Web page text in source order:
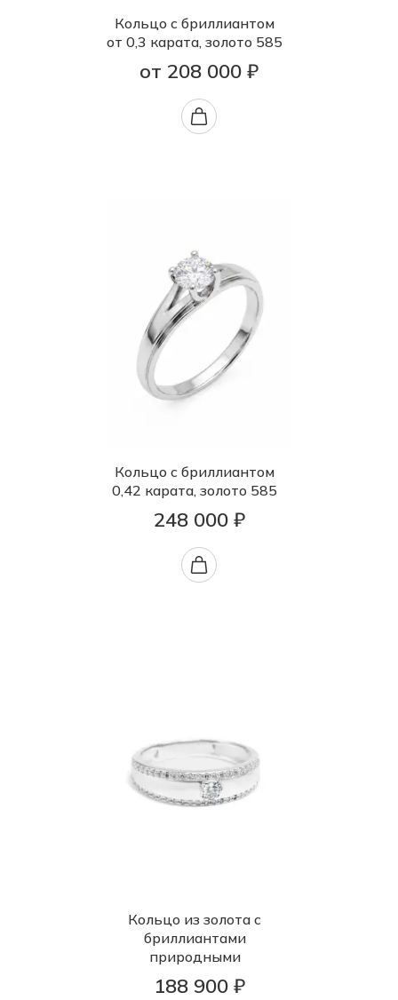
Кольцо с бриллиантом
от 0,3 карата, золото 585
от 208 000 ₽
Кольцо с бриллиантом
0,42 карата, золото 585
248 000 ₽
Кольцо из золота с
бриллиантами
природными
188 900 ₽